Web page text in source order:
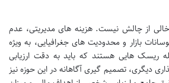
خالی از چالش نیست. هزینه های مدیریتی، عدم
بازار و محدودیت های جغرافیایی، به ویژه
ریسک هایی هستند که باید به دقت ارزیابی
دیگری، تصمیم گیری آگاهانه در این حوزه نیز